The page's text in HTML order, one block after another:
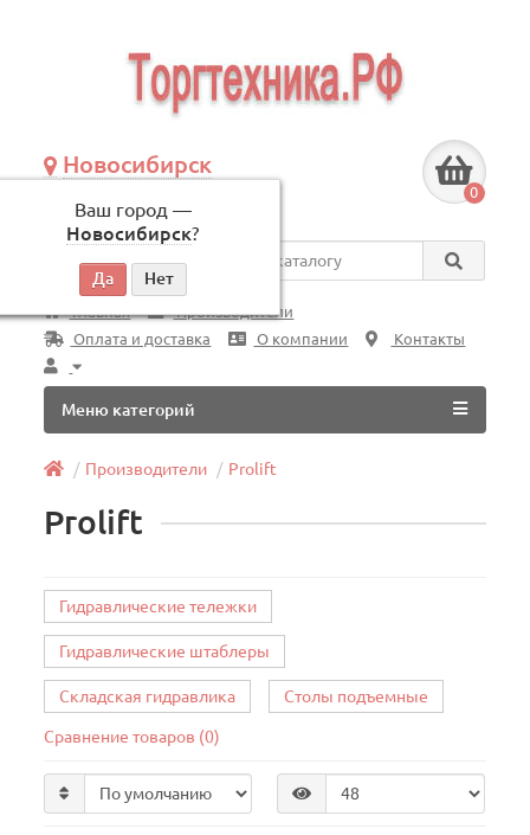
Новосибирск
Ваш город —
Новосибирск?
по будням, с 09:00 до 18:00
0
Везде
Главная
Производители
Оплата и доставка
О компании Контакты
Меню категорий
Производители Prolift
Prolift
Гидравлические тележки
Гидравлические штаблеры
Складская гидравлика Столы подъемные
Сравнение товаров (0)